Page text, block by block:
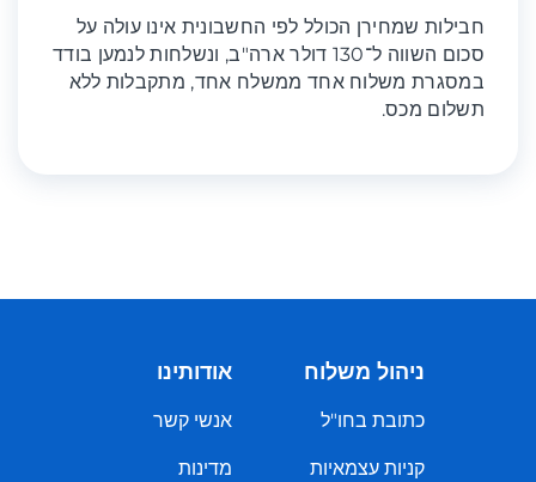
חבילות שמחירן הכולל לפי החשבונית אינו עולה על
סכום השווה ל־130 דולר ארה"ב, ונשלחות לנמען בודד
במסגרת משלוח אחד ממשלח אחד, מתקבלות ללא
תשלום מכס.
ניהול משלוח
כתובת בחו"ל
קניות עצמאיות
אודותינו
אנשי קשר
מדינות